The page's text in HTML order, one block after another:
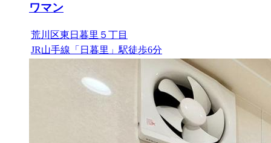
ワマン
荒川区東日暮里５丁目
JR山手線「日暮里」駅徒歩6分